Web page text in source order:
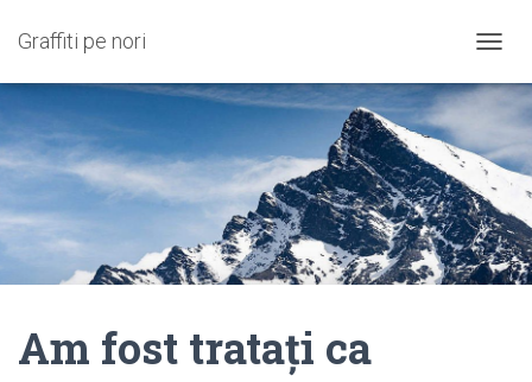
Graffiti pe nori
O
T
N
A
V
I
G
Am fost trataţi ca